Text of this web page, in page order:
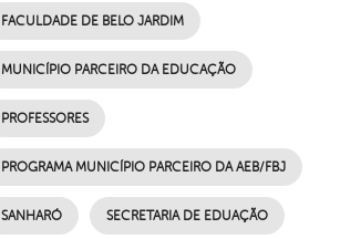
FACULDADE DE BELO JARDIM
MUNICÍPIO PARCEIRO DA EDUCAÇÃO
PROFESSORES
PROGRAMA MUNICÍPIO PARCEIRO DA AEB/FBJ
SANHARÓ SECRETARIA DE EDUAÇÃO